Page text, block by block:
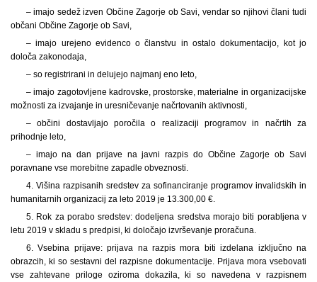
– imajo sedež izven Občine Zagorje ob Savi, vendar so njihovi člani tudi
občani Občine Zagorje ob Savi,
– imajo urejeno evidenco o članstvu in ostalo dokumentacijo, kot jo
določa zakonodaja,
– so registrirani in delujejo najmanj eno leto,
– imajo zagotovljene kadrovske, prostorske, materialne in organizacijske
možnosti za izvajanje in uresničevanje načrtovanih aktivnosti,
– občini dostavljajo poročila o realizaciji programov in načrtih za
prihodnje leto,
– imajo na dan prijave na javni razpis do Občine Zagorje ob Savi
poravnane vse morebitne zapadle obveznosti.
4. Višina razpisanih sredstev za sofinanciranje programov invalidskih in
humanitarnih organizacij za leto 2019 je 13.300,00 €.
5. Rok za porabo sredstev: dodeljena sredstva morajo biti porabljena v
letu 2019 v skladu s predpisi, ki določajo izvrševanje proračuna.
6. Vsebina prijave: prijava na razpis mora biti izdelana izključno na
obrazcih, ki so sestavni del razpisne dokumentacije. Prijava mora vsebovati
vse zahtevane priloge oziroma dokazila, ki so navedena v razpisnem